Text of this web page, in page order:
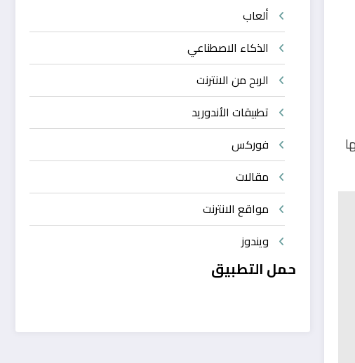
ألعاب
الذكاء الاصطناعي
الربح من الانترنت
تطبيقات الأندوريد
فوركس
مقالات
مواقع الانترنت
ويندوز
حمل التطبيق